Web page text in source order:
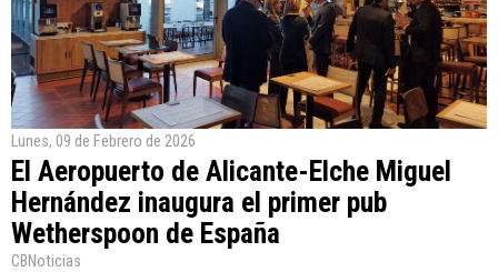
Lunes, 09 de Febrero de 2026
El Aeropuerto de Alicante-Elche Miguel
Hernández inaugura el primer pub
Wetherspoon de España
CBNoticias